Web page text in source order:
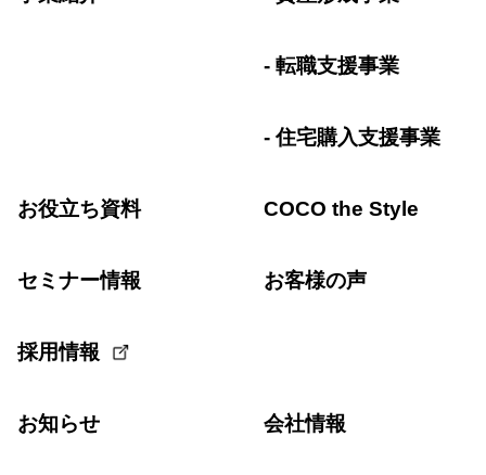
転職支援事業
住宅購入支援事業
お役立ち資料 COCO the Style
セミナー情報 お客様の声
採用情報
お知らせ 会社情報